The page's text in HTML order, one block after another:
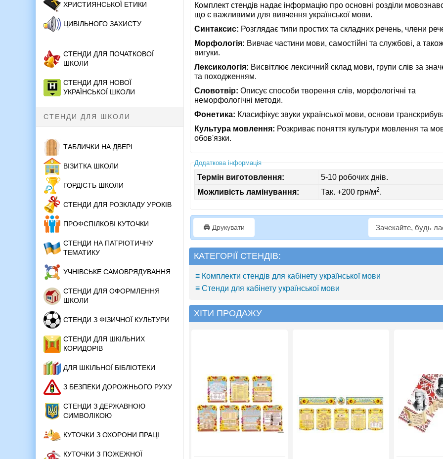
ХРИСТИЯНСЬКОЇ ЕТИКИ
ЦИВІЛЬНОГО ЗАХИСТУ
СТЕНДИ ДЛЯ ПОЧАТКОВОЇ
ШКОЛИ
СТЕНДИ ДЛЯ НОВОЇ
УКРАЇНСЬКОЇ ШКОЛИ
СТЕНДИ ДЛЯ ШКОЛИ
ТАБЛИЧКИ НА ДВЕРІ
ВІЗИТКА ШКОЛИ
ГОРДІСТЬ ШКОЛИ
СТЕНДИ ДЛЯ РОЗКЛАДУ УРОКІВ
ПРОФСПІЛКОВІ КУТОЧКИ
СТЕНДИ НА ПАТРІОТИЧНУ
ТЕМАТИКУ
УЧНІВСЬКЕ САМОВРЯДУВАННЯ
СТЕНДИ ДЛЯ ОФОРМЛЕННЯ
ШКОЛИ
СТЕНДИ З ФІЗИЧНОЇ КУЛЬТУРИ
СТЕНДИ ДЛЯ ШКІЛЬНИХ
КОРИДОРІВ
ДЛЯ ШКІЛЬНОЇ БІБЛІОТЕКИ
З БЕЗПЕКИ ДОРОЖНЬОГО РУХУ
СТЕНДИ З ДЕРЖАВНОЮ
СИМВОЛІКОЮ
КУТОЧКИ З ОХОРОНИ ПРАЦІ
КУТОЧКИ З ПОЖЕЖНОЇ
Комплект стендів надає інформацію про основні розділи
що є важливими для вивчення української мови.
Синтаксис: Розглядає типи простих та складних речень, члени
Морфологія: Вивчає частини мови, самостійні та службові, а
вигуки.
Лексикологія: Висвітлює лексичний склад мови, групи слів за
та походженням.
Словотвір: Описує способи творення слів, морфологічні та
неморфологічні методи.
Фонетика: Класифікує звуки української мови, основи
Культура мовлення: Розкриває поняття культури мовлення та
обов'язки.
Додаткова інформація
Термін виготовлення:
5-10 робочих днів.
Можливість ламінування:
Так. +200 грн/м2.
🖨️ Друкувати Зачекайте, будь
КАТЕГОРІЇ СТЕНДІВ:
≡ Комплекти стендів для кабінету української мови
≡ Стенди для кабінету української мови
ХІТИ ПРОДАЖУ